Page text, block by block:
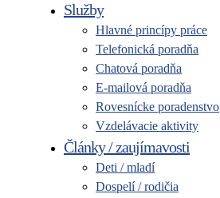
Služby
Hlavné princípy práce
Telefonická poradňa
Chatová poradňa
E-mailová poradňa
Rovesnícke poradenstvo
Vzdelávacie aktivity
Články / zaujímavosti
Deti / mladí
Dospelí / rodičia